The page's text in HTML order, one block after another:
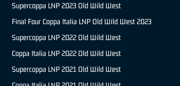
Supercoppa LNP 2023 Old Wild West
Final Four Coppa Italia LNP Old Wild West 2023
Supercoppa LNP 2022 Old Wild West
Coppa Italia LNP 2022 Old Wild West
Supercoppa LNP 2021 Old Wild West